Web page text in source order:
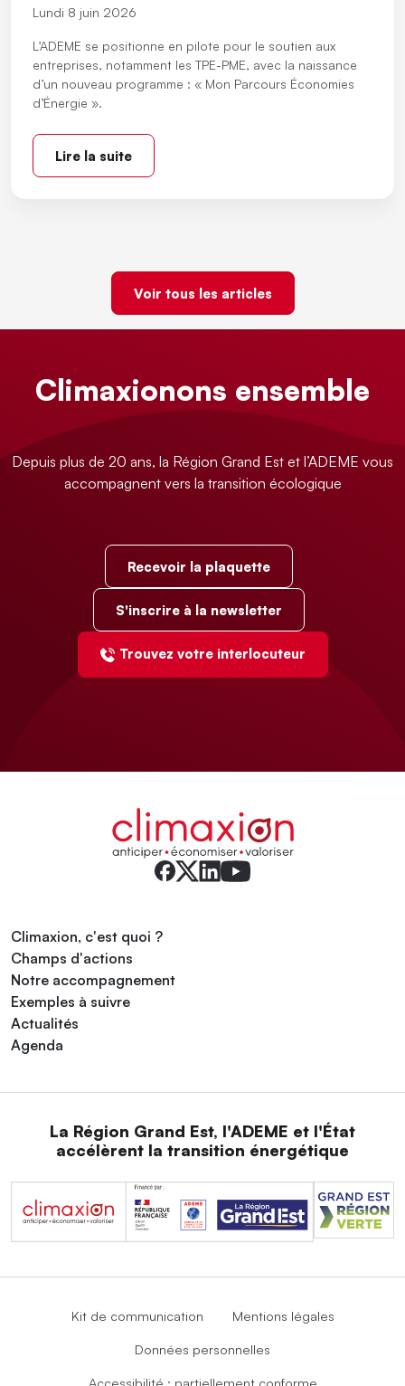
Lundi 8 juin 2026
L’ADEME se positionne en pilote pour le soutien aux
entreprises, notamment les TPE-PME, avec la naissance
d’un nouveau programme : « Mon Parcours Économies
d’Énergie ».
Lire la suite
Voir tous les articles
Climaxionons ensemble
Depuis plus de 20 ans, la Région Grand Est et l’ADEME vous
accompagnent vers la transition écologique
Recevoir la plaquette
S'inscrire à la newsletter
Trouvez votre interlocuteur
Climaxion, c'est quoi ?
Champs d'actions
Notre accompagnement
Exemples à suivre
Actualités
Agenda
La Région Grand Est, l'ADEME et l'État
accélèrent la transition énergétique
Kit de communication Mentions légales
Données personnelles
Accessibilité : partiellement conforme